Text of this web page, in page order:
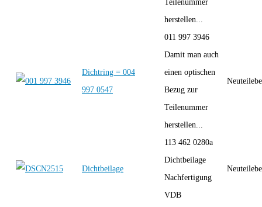
Teilenummer
herstellen...
Dichtring = 004
997 0547
011 997 3946
Damit man auch
einen optischen
Bezug zur
Teilenummer
herstellen...
Dichtbeilage
113 462 0280a
Dichtbeilage
Nachfertigung
VDB